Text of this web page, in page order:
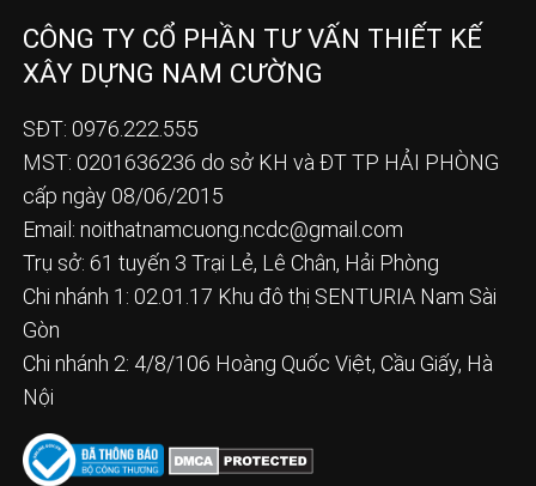
CÔNG TY CỔ PHẦN TƯ VẤN THIẾT KẾ
XÂY DỰNG NAM CƯỜNG
SĐT: 0976.222.555
MST: 0201636236 do sở KH và ĐT TP HẢI PHÒNG
cấp ngày 08/06/2015
Email: noithatnamcuong.ncdc@gmail.com
Trụ sở: 61 tuyến 3 Trại Lẻ, Lê Chân, Hải Phòng
Chi nhánh 1: 02.01.17 Khu đô thị SENTURIA Nam Sài
Gòn
Chi nhánh 2: 4/8/106 Hoàng Quốc Việt, Cầu Giấy, Hà
Nội